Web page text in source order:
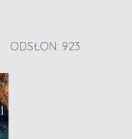
ODSŁON: 923